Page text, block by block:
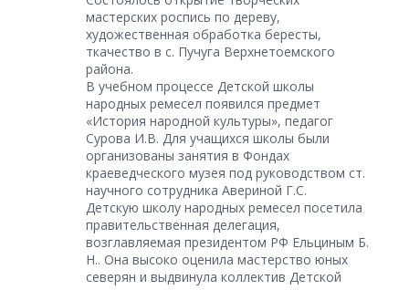
мастерских роспись по дереву,
художественная обработка бересты,
ткачество в с. Пучуга Верхнетоемского
района.
В учебном процессе Детской школы
народных ремесел появился предмет
«История народной культуры», педагог
Сурова И.В. Для учащихся школы были
организованы занятия в Фондах
краеведческого музея под руководством ст.
научного сотрудника Авериной Г.С.
Детскую школу народных ремесел посетила
правительственная делегация,
возглавляемая президентом РФ Ельциным Б.
Н.. Она высоко оценила мастерство юных
северян и выдвинула коллектив Детской